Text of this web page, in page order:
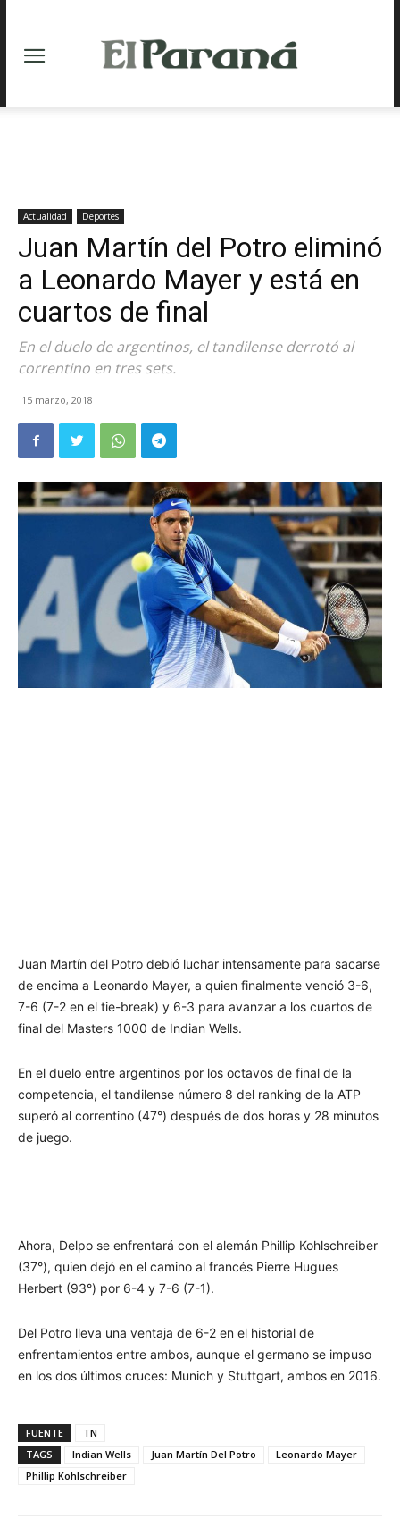
Actualidad Deportes
Juan Martín del Potro eliminó
a Leonardo Mayer y está en
cuartos de final
En el duelo de argentinos, el tandilense derrotó al
correntino en tres sets.
15 marzo, 2018
Juan Martín del Potro debió luchar intensamente para sacarse
de encima a Leonardo Mayer, a quien finalmente venció 3-6,
7-6 (7-2 en el tie-break) y 6-3 para avanzar a los cuartos de
final del Masters 1000 de Indian Wells.
En el duelo entre argentinos por los octavos de final de la
competencia, el tandilense número 8 del ranking de la ATP
superó al correntino (47°) después de dos horas y 28 minutos
de juego.
Ahora, Delpo se enfrentará con el alemán Phillip Kohlschreiber
(37°), quien dejó en el camino al francés Pierre Hugues
Herbert (93°) por 6-4 y 7-6 (7-1).
Del Potro lleva una ventaja de 6-2 en el historial de
enfrentamientos entre ambos, aunque el germano se impuso
en los dos últimos cruces: Munich y Stuttgart, ambos en 2016.
FUENTE
TN
TAGS
Indian Wells Juan Martín Del Potro
Leonardo Mayer
Phillip Kohlschreiber